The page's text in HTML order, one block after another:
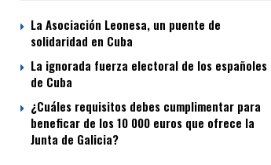
La Asociación Leonesa, un puente de
solidaridad en Cuba
La ignorada fuerza electoral de los españoles
de Cuba
¿Cuáles requisitos debes cumplimentar para
beneficar de los 10 000 euros que ofrece la
Junta de Galicia?